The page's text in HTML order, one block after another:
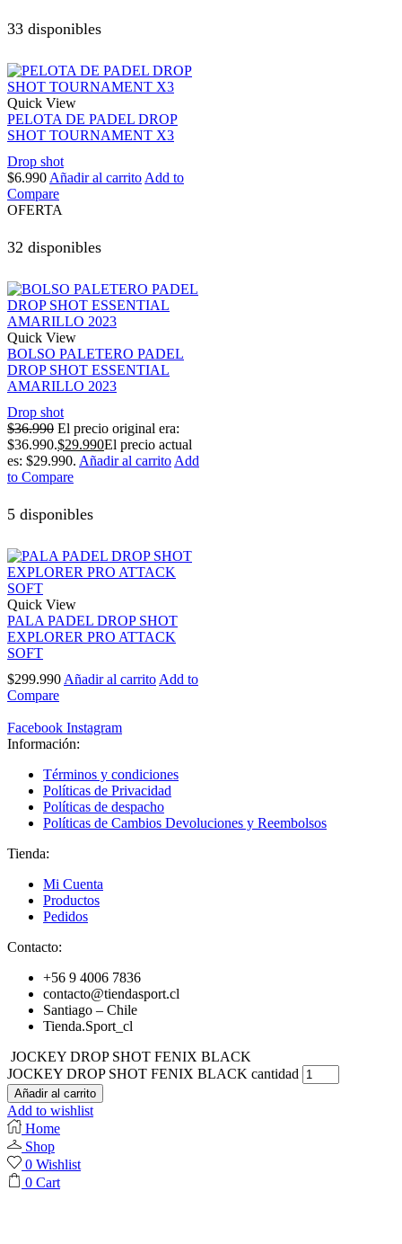
33 disponibles
Quick View
PELOTA DE PADEL DROP
SHOT TOURNAMENT X3
Drop shot
$6.990 Añadir al carrito Add to
Compare
OFERTA
32 disponibles
Quick View
BOLSO PALETERO PADEL
DROP SHOT ESSENTIAL
AMARILLO 2023
Drop shot
$36.990 El precio original era:
$36.990.$29.990El precio actual
es: $29.990. Añadir al carrito Add
to Compare
5 disponibles
Quick View
PALA PADEL DROP SHOT
EXPLORER PRO ATTACK
SOFT
$299.990Añadir al carritoAdd to
Compare
Facebook Instagram
Información:
Términos y condiciones
Políticas de Privacidad
Políticas de despacho
Políticas de Cambios Devoluciones y Reembolsos
Tienda:
Mi Cuenta
Productos
Pedidos
Contacto:
+56 9 4006 7836
contacto@tiendasport.cl
Santiago – Chile
Tienda.Sport_cl
JOCKEY DROP SHOT FENIX BLACK
JOCKEY DROP SHOT FENIX BLACK cantidad
Añadir al carrito
Add to wishlist
Home
Shop
0 Wishlist
0 Cart